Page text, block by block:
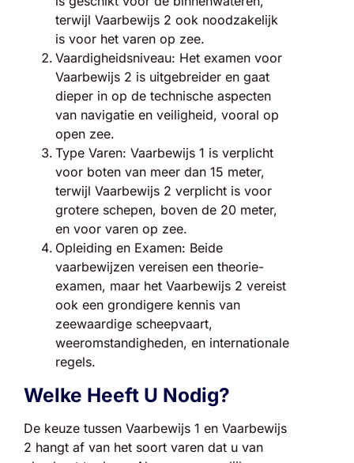
terwijl Vaarbewijs 2 ook noodzakelijk
is voor het varen op zee.
Vaardigheidsniveau: Het examen voor
Vaarbewijs 2 is uitgebreider en gaat
dieper in op de technische aspecten
van navigatie en veiligheid, vooral op
open zee.
Type Varen: Vaarbewijs 1 is verplicht
voor boten van meer dan 15 meter,
terwijl Vaarbewijs 2 verplicht is voor
grotere schepen, boven de 20 meter,
en voor varen op zee.
Opleiding en Examen: Beide
vaarbewijzen vereisen een theorie-
examen, maar het Vaarbewijs 2 vereist
ook een grondigere kennis van
zeewaardige scheepvaart,
weeromstandigheden, en internationale
regels.
Welke Heeft U Nodig?
De keuze tussen Vaarbewijs 1 en Vaarbewijs
2 hangt af van het soort varen dat u van